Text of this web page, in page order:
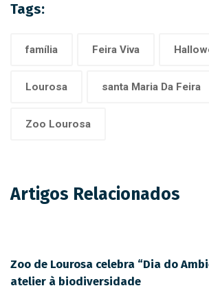
Tags:
família Feira Viva
Lourosa santa Maria Da Feira
Zoo Lourosa
Artigos Relacionados
Zoo de Lourosa celebra “Dia do
atelier à biodiversidade